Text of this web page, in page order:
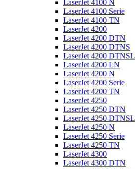
LaserJet 4100 N
LaserJet 4100 Serie
LaserJet 4100 TN
LaserJet 4200
LaserJet 4200 DTN
LaserJet 4200 DTNS
LaserJet 4200 DTNSL
LaserJet 4200 LN
LaserJet 4200 N
LaserJet 4200 Serie
LaserJet 4200 TN
LaserJet 4250
LaserJet 4250 DTN
LaserJet 4250 DTNSL
LaserJet 4250 N
LaserJet 4250 Serie
LaserJet 4250 TN
LaserJet 4300
LaserJet 4300 DTN